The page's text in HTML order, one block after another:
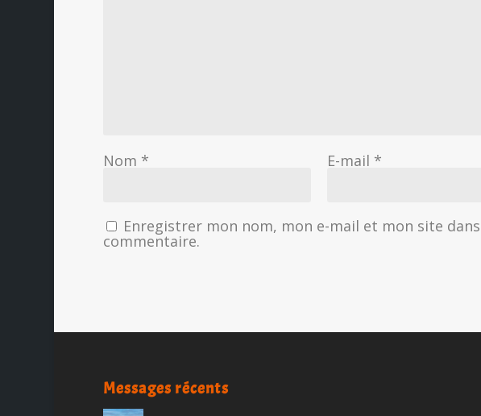
Nom * E-mail *
Enregistrer mon nom, mon e-mail et mon site
commentaire.
Messages récents